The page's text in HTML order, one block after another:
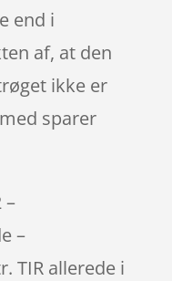
end i
af, at den
ikke er
sparer
–
–
TIR allerede i